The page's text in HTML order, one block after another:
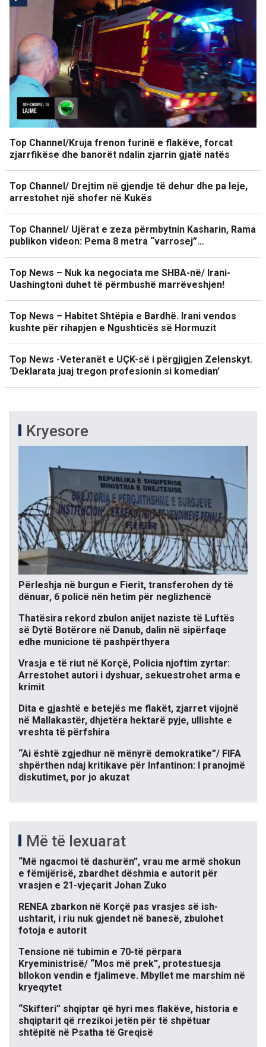
Top Channel/Kruja frenon furinë e flakëve, forcat
zjarrfikëse dhe banorët ndalin zjarrin gjatë natës
Top Channel/ Drejtim në gjendje të dehur dhe pa leje,
arrestohet një shofer në Kukës
Top Channel/ Ujërat e zeza përmbytnin Kasharin, Rama
publikon videon: Pema 8 metra “varrosej”…
Top News – Nuk ka negociata me SHBA-në/ Irani-
Uashingtoni duhet të përmbushë marrëveshjen!
Top News – Habitet Shtëpia e Bardhë. Irani vendos
kushte për rihapjen e Ngushticës së Hormuzit
Top News -Veteranët e UÇK-së i përgjigjen Zelenskyt.
‘Deklarata juaj tregon profesionin si komedian’
Kryesore
Përleshja në burgun e Fierit, transferohen dy të
dënuar, 6 policë nën hetim për neglizhencë
Thatësira rekord zbulon anijet naziste të Luftës
së Dytë Botërore në Danub, dalin në sipërfaqe
edhe municione të pashpërthyera
Vrasja e të riut në Korçë, Policia njoftim zyrtar:
Arrestohet autori i dyshuar, sekuestrohet arma e
krimit
Dita e gjashtë e betejës me flakët, zjarret vijojnë
në Mallakastër, dhjetëra hektarë pyje, ullishte e
vreshta të përfshira
“Ai është zgjedhur në mënyrë demokratike”/ FIFA
shpërthen ndaj kritikave për Infantinon: I pranojmë
diskutimet, por jo akuzat
Më të lexuarat
“Më ngacmoi të dashurën”, vrau me armë shokun
e fëmijërisë, zbardhet dëshmia e autorit për
vrasjen e 21-vjeçarit Johan Zuko
RENEA zbarkon në Korçë pas vrasjes së ish-
ushtarit, i riu nuk gjendet në banesë, zbulohet
fotoja e autorit
Tensione në tubimin e 70-të përpara
Kryeministrisë/ “Mos më prek”, protestuesja
bllokon vendin e fjalimeve. Mbyllet me marshim në
kryeqytet
“Skifteri” shqiptar që hyri mes flakëve, historia e
shqiptarit që rrezikoi jetën për të shpëtuar
shtëpitë në Psatha të Greqisë